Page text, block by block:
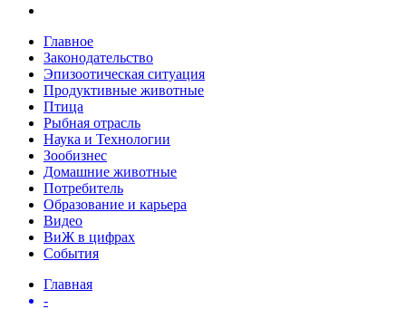
Главное
Законодательство
Эпизоотическая ситуация
Продуктивные животные
Птица
Рыбная отрасль
Наука и Технологии
Зообизнес
Домашние животные
Потребитель
Образование и карьера
Видео
ВиЖ в цифрах
События
Главная
-